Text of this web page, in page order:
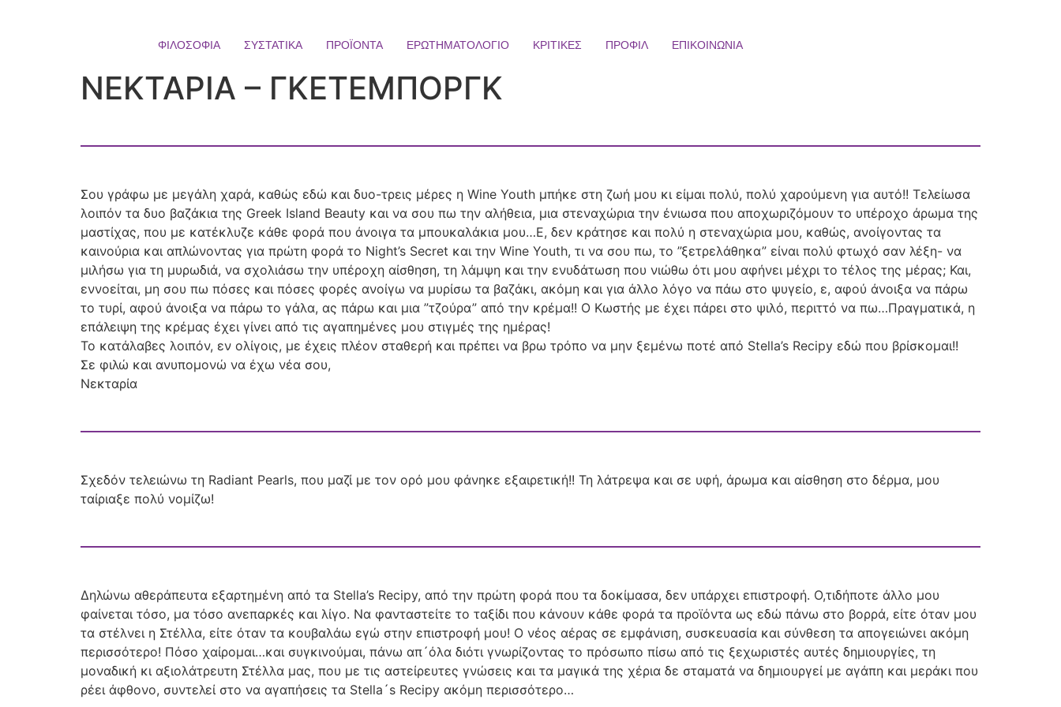
ΦΙΛΟΣΟΦΙΑ ΣΥΣΤΑΤΙΚΑ ΠΡΟΪΟΝΤΑ ΕΡΩΤΗΜΑΤΟΛΟΓΙΟ ΚΡΙΤΙΚΕΣ ΠΡΟΦΙΛ ΕΠΙΚΟΙΝΩΝΙΑ
ΝΕΚΤΑΡΙΑ – ΓΚΕΤΕΜΠΟΡΓΚ
Σου γράφω με μεγάλη χαρά, καθώς εδώ και δυο-τρεις μέρες η Wine Youth μπήκε στη ζωή μου κι είμαι πολύ, πολύ χαρούμενη για αυτό!! Τελείωσα
λοιπόν τα δυο βαζάκια της Greek Island Beauty και να σου πω την αλήθεια, μια στεναχώρια την ένιωσα που αποχωριζόμουν το υπέροχο άρωμα της
μαστίχας, που με κατέκλυζε κάθε φορά που άνοιγα τα μπουκαλάκια μου…Ε, δεν κράτησε και πολύ η στεναχώρια μου, καθώς, ανοίγοντας τα
καινούρια και απλώνοντας για πρώτη φορά το Night’s Secret και την Wine Youth, τι να σου πω, το ”ξετρελάθηκα” είναι πολύ φτωχό σαν λέξη- να
μιλήσω για τη μυρωδιά, να σχολιάσω την υπέροχη αίσθηση, τη λάμψη και την ενυδάτωση που νιώθω ότι μου αφήνει μέχρι το τέλος της μέρας; Και,
εννοείται, μη σου πω πόσες και πόσες φορές ανοίγω να μυρίσω τα βαζάκι, ακόμη και για άλλο λόγο να πάω στο ψυγείο, ε, αφού άνοιξα να πάρω
το τυρί, αφού άνοιξα να πάρω το γάλα, ας πάρω και μια ”τζούρα” από την κρέμα!! Ο Κωστής με έχει πάρει στο ψιλό, περιττό να πω…Πραγματικά, η
επάλειψη της κρέμας έχει γίνει από τις αγαπημένες μου στιγμές της ημέρας!
Το κατάλαβες λοιπόν, εν ολίγοις, με έχεις πλέον σταθερή και πρέπει να βρω τρόπο να μην ξεμένω ποτέ από Stella’s Recipy εδώ που βρίσκομαι!!
Σε φιλώ και ανυπομονώ να έχω νέα σου,
Νεκταρία
Σχεδόν τελειώνω τη Radiant Pearls, που μαζί με τον ορό μου φάνηκε εξαιρετική!! Τη λάτρεψα και σε υφή, άρωμα και αίσθηση στο δέρμα, μου
ταίριαξε πολύ νομίζω!
Δηλώνω αθεράπευτα εξαρτημένη από τα Stella’s Recipy, από την πρώτη φορά που τα δοκίμασα, δεν υπάρχει επιστροφή. Ο,τιδήποτε άλλο μου
φαίνεται τόσο, μα τόσο ανεπαρκές και λίγο. Να φανταστείτε το ταξίδι που κάνουν κάθε φορά τα προϊόντα ως εδώ πάνω στο βορρά, είτε όταν μου
τα στέλνει η Στέλλα, είτε όταν τα κουβαλάω εγώ στην επιστροφή μου! Ο νέος αέρας σε εμφάνιση, συσκευασία και σύνθεση τα απογειώνει ακόμη
περισσότερο! Πόσο χαίρομαι…και συγκινούμαι, πάνω απ´όλα διότι γνωρίζοντας το πρόσωπο πίσω από τις ξεχωριστές αυτές δημιουργίες, τη
μοναδική κι αξιολάτρευτη Στέλλα μας, που με τις αστείρευτες γνώσεις και τα μαγικά της χέρια δε σταματά να δημιουργεί με αγάπη και μεράκι που
ρέει άφθονο, συντελεί στο να αγαπήσεις τα Stella´s Recipy ακόμη περισσότερο…